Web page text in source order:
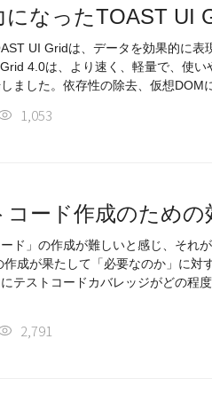
なったTOAST UI
UI Gridは、データを効果的に表
4.0は、より速く、軽量で、使
ました。依存性の除去、仮想DOM
1,053
コード作成のため
ド」の作成が難しいと感じ、それ
作成が果たして「必要なのか」に
テストコードカバレッジがどの程
2,791